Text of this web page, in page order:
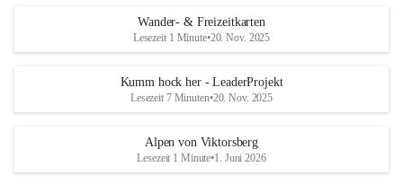
Wander- & Freizeitkarten
Lesezeit 1 Minute•20. Nov. 2025
Kumm hock her - LeaderProjekt
Lesezeit 7 Minuten•20. Nov. 2025
Alpen von Viktorsberg
Lesezeit 1 Minute•1. Juni 2026